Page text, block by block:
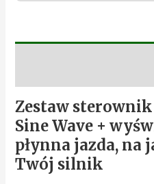
Zestaw
Sine Wave +
płynna jazda, na
Twój silnik